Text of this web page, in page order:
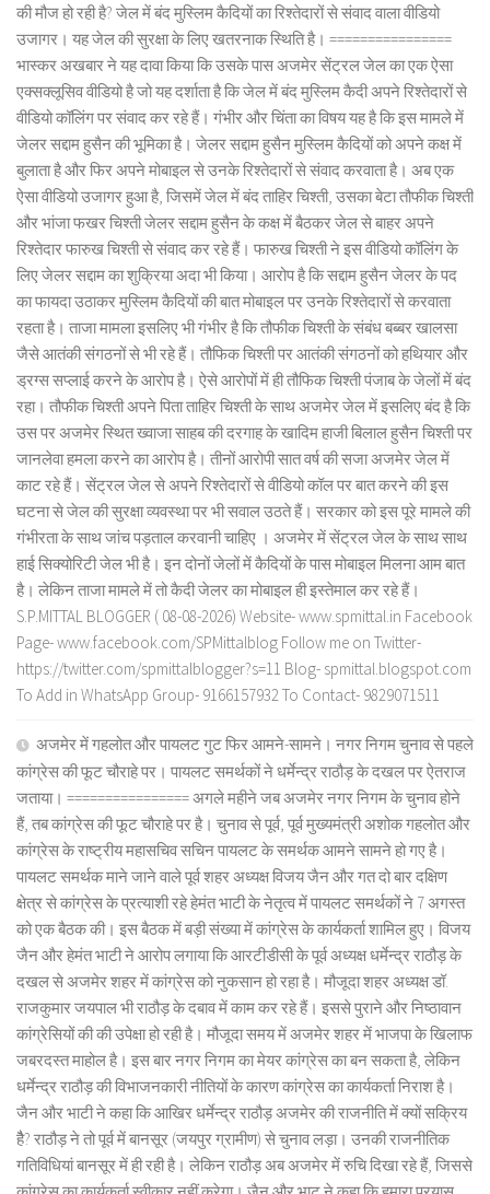
की मौज हो रही है? जेल में बंद मुस्लिम कैदियों का रिश्तेदारों से संवाद वाला वीडियो
उजागर। यह जेल की सुरक्षा के लिए खतरनाक स्थिति है। ================
भास्कर अखबार ने यह दावा किया कि उसके पास अजमेर सेंट्रल जेल का एक ऐसा
एक्सक्लूसिव वीडियो है जो यह दर्शाता है कि जेल में बंद मुस्लिम कैदी अपने रिश्तेदारों से
वीडियो कॉलिंग पर संवाद कर रहे हैं। गंभीर और चिंता का विषय यह है कि इस मामले में
जेलर सद्दाम हुसैन की भूमिका है। जेलर सद्दाम हुसैन मुस्लिम कैदियों को अपने कक्ष में
बुलाता है और फिर अपने मोबाइल से उनके रिश्तेदारों से संवाद करवाता है। अब एक
ऐसा वीडियो उजागर हुआ है, जिसमें जेल में बंद ताहिर चिश्ती, उसका बेटा तौफीक चिश्ती
और भांजा फखर चिश्ती जेलर सद्दाम हुसैन के कक्ष में बैठकर जेल से बाहर अपने
रिश्तेदार फारुख चिश्ती से संवाद कर रहे हैं। फारुख चिश्ती ने इस वीडियो कॉलिंग के
लिए जेलर सद्दाम का शुक्रिया अदा भी किया। आरोप है कि सद्दाम हुसैन जेलर के पद
का फायदा उठाकर मुस्लिम कैदियों की बात मोबाइल पर उनके रिश्तेदारों से करवाता
रहता है। ताजा मामला इसलिए भी गंभीर है कि तौफीक चिश्ती के संबंध बब्बर खालसा
जैसे आतंकी संगठनों से भी रहे हैं। तौफिक चिश्ती पर आतंकी संगठनों को हथियार और
ड्रग्स सप्लाई करने के आरोप है। ऐसे आरोपों में ही तौफिक चिश्ती पंजाब के जेलों में बंद
रहा। तौफीक चिश्ती अपने पिता ताहिर चिश्ती के साथ अजमेर जेल में इसलिए बंद है कि
उस पर अजमेर स्थित ख्वाजा साहब की दरगाह के खादिम हाजी बिलाल हुसैन चिश्ती पर
जानलेवा हमला करने का आरोप है। तीनों आरोपी सात वर्ष की सजा अजमेर जेल में
काट रहे हैं। सेंट्रल जेल से अपने रिश्तेदारों से वीडियो कॉल पर बात करने की इस
घटना से जेल की सुरक्षा व्यवस्था पर भी सवाल उठते हैं। सरकार को इस पूरे मामले की
गंभीरता के साथ जांच पड़ताल करवानी चाहिए । अजमेर में सेंट्रल जेल के साथ साथ
हाई सिक्योरिटी जेल भी है। इन दोनों जेलों में कैदियों के पास मोबाइल मिलना आम बात
है। लेकिन ताजा मामले में तो कैदी जेलर का मोबाइल ही इस्तेमाल कर रहे हैं।
S.P.MITTAL BLOGGER ( 08-08-2026) Website- www.spmittal.in Facebook
Page- www.facebook.com/SPMittalblog Follow me on Twitter-
https://twitter.com/spmittalblogger?s=11 Blog- spmittal.blogspot.com
To Add in WhatsApp Group- 9166157932 To Contact- 9829071511
अजमेर में गहलोत और पायलट गुट फिर आमने-सामने। नगर निगम चुनाव से पहले
कांग्रेस की फूट चौराहे पर। पायलट समर्थकों ने धर्मेन्द्र राठौड़ के दखल पर ऐतराज
जताया। ================ अगले महीने जब अजमेर नगर निगम के चुनाव होने
हैं, तब कांग्रेस की फूट चौराहे पर है। चुनाव से पूर्व, पूर्व मुख्यमंत्री अशोक गहलोत और
कांग्रेस के राष्ट्रीय महासचिव सचिन पायलट के समर्थक आमने सामने हो गए है।
पायलट समर्थक माने जाने वाले पूर्व शहर अध्यक्ष विजय जैन और गत दो बार दक्षिण
क्षेत्र से कांग्रेस के प्रत्याशी रहे हेमंत भाटी के नेतृत्व में पायलट समर्थकों ने 7 अगस्त
को एक बैठक की। इस बैठक में बड़ी संख्या में कांग्रेस के कार्यकर्ता शामिल हुए। विजय
जैन और हेमंत भाटी ने आरोप लगाया कि आरटीडीसी के पूर्व अध्यक्ष धर्मेन्द्र राठौड़ के
दखल से अजमेर शहर में कांग्रेस को नुकसान हो रहा है। मौजूदा शहर अध्यक्ष डॉ.
राजकुमार जयपाल भी राठौड़ के दबाव में काम कर रहे हैं। इससे पुराने और निष्ठावान
कांग्रेसियों की की उपेक्षा हो रही है। मौजूदा समय में अजमेर शहर में भाजपा के खिलाफ
जबरदस्त माहोल है। इस बार नगर निगम का मेयर कांग्रेस का बन सकता है, लेकिन
धर्मेन्द्र राठौड़ की विभाजनकारी नीतियों के कारण कांग्रेस का कार्यकर्ता निराश है।
जैन और भाटी ने कहा कि आखिर धर्मेन्द्र राठौड़ अजमेर की राजनीति में क्यों सक्रिय
हैै? राठौड़ ने तो पूर्व में बानसूर (जयपुर ग्रामीण) से चुनाव लड़ा। उनकी राजनीतिक
गतिविधियां बानसूर में ही रही है। लेकिन राठौड़ अब अजमेर में रुचि दिखा रहे हैं, जिससे